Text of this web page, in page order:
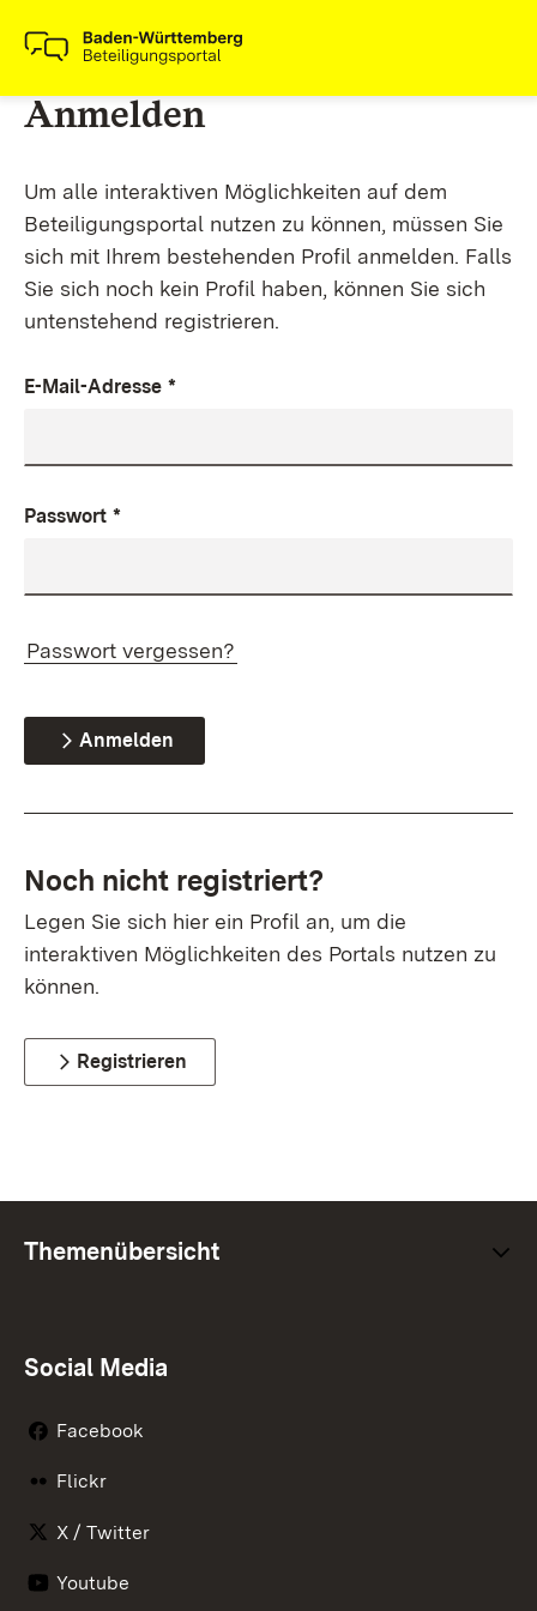
Anmelden
Um alle interaktiven Möglichkeiten auf dem
Beteiligungsportal nutzen zu können, müssen Sie
sich mit Ihrem bestehenden Profil anmelden. Falls
Sie sich noch kein Profil haben, können Sie sich
untenstehend registrieren.
E-Mail-Adresse *
Passwort *
Passwort vergessen?
Anmelden
Noch nicht registriert?
Legen Sie sich hier ein Profil an, um die
interaktiven Möglichkeiten des Portals nutzen zu
können.
Registrieren
Themenübersicht
Social Media
Facebook
Flickr
X / Twitter
Youtube